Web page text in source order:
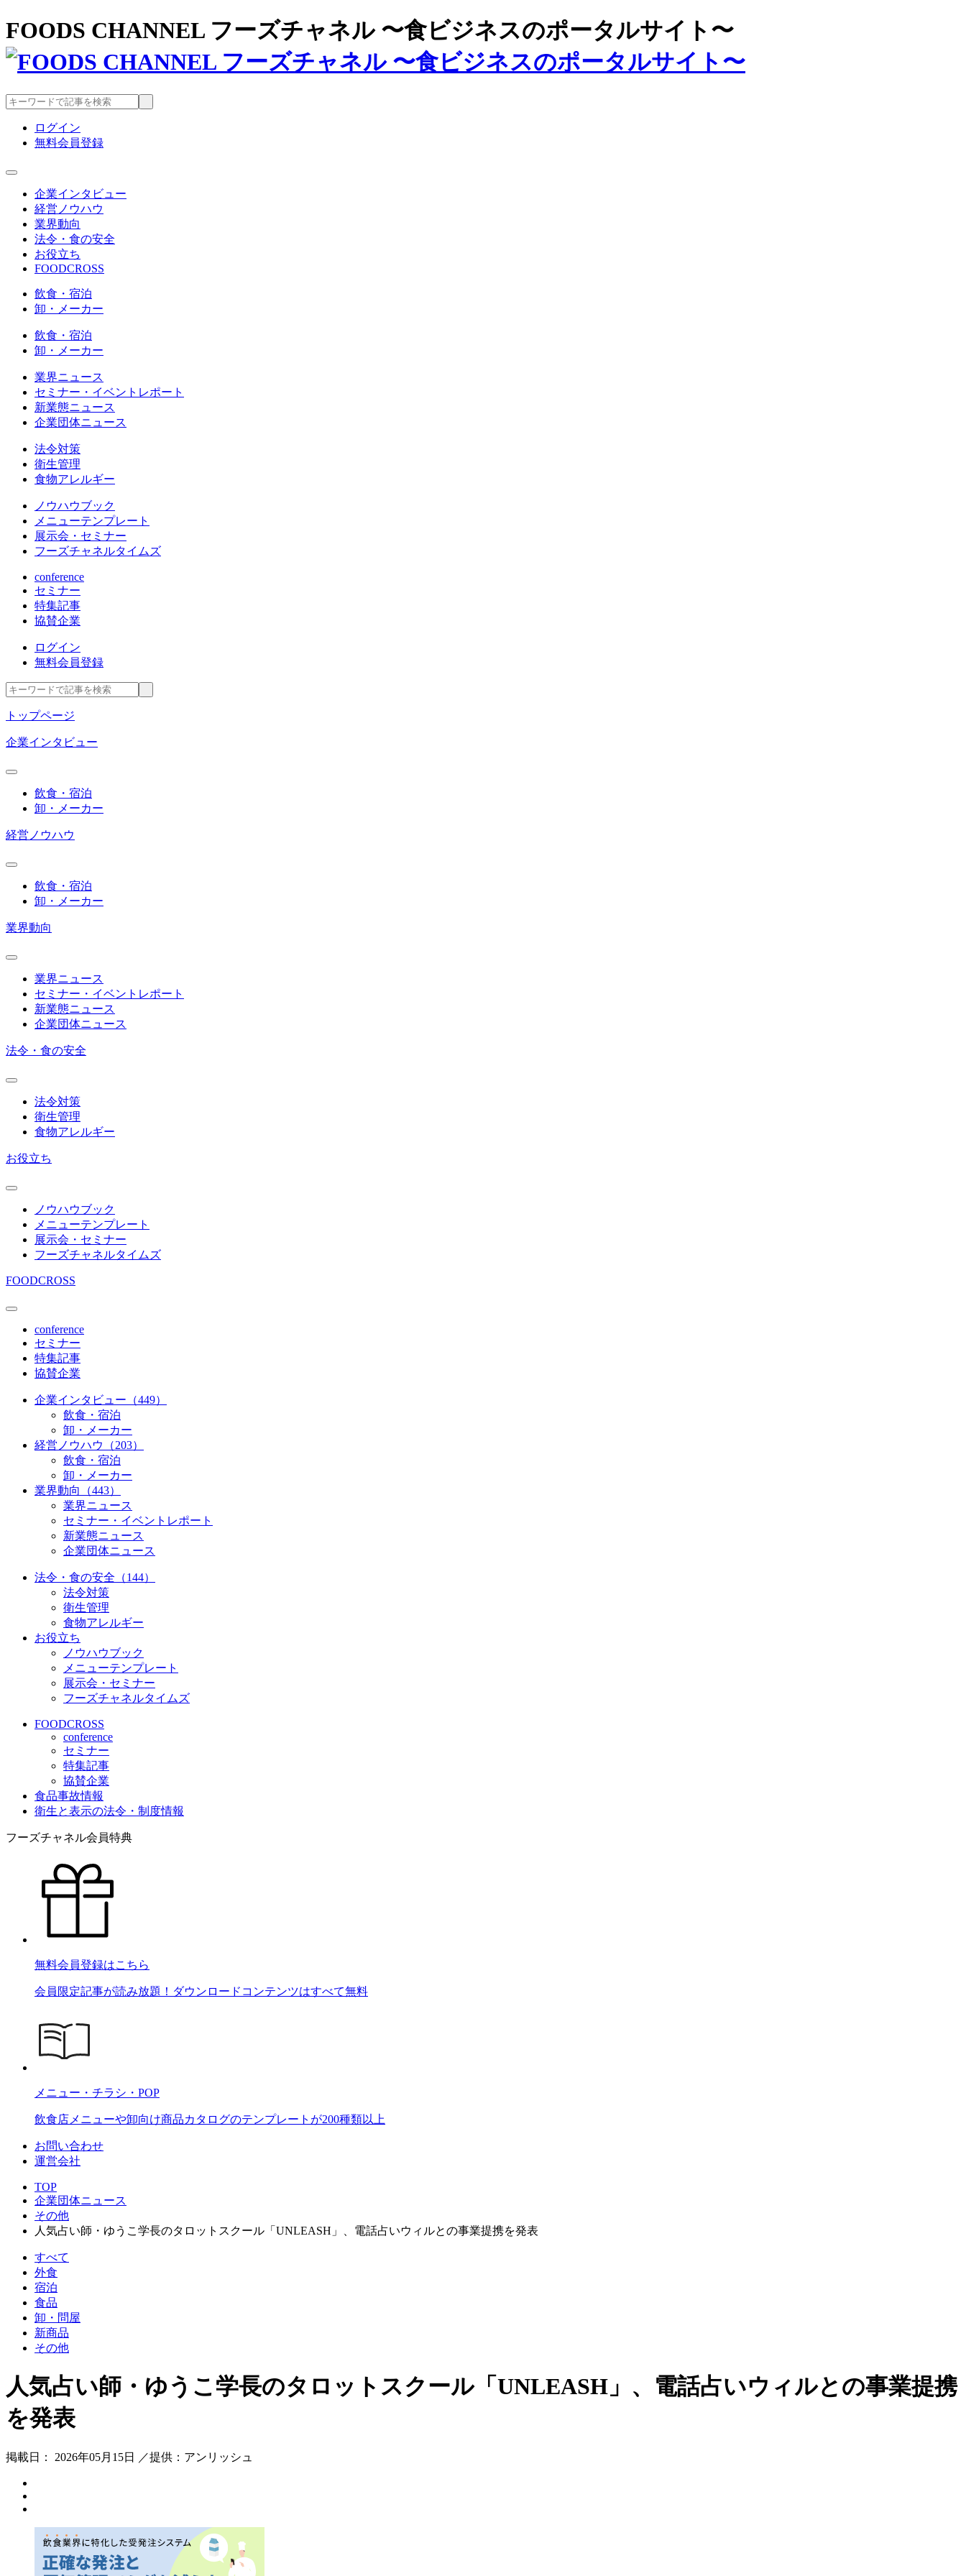
FOODS CHANNEL フーズチャネル 〜食ビジネスのポータルサイト〜
ログイン
無料会員登録
企業インタビュー
経営ノウハウ
業界動向
法令・食の安全
お役立ち
FOODCROSS
飲食・宿泊
卸・メーカー
飲食・宿泊
卸・メーカー
業界ニュース
セミナー・イベントレポート
新業態ニュース
企業団体ニュース
法令対策
衛生管理
食物アレルギー
ノウハウブック
メニューテンプレート
展示会・セミナー
フーズチャネルタイムズ
conference
セミナー
特集記事
協賛企業
ログイン
無料会員登録
トップページ
企業インタビュー
飲食・宿泊
卸・メーカー
経営ノウハウ
飲食・宿泊
卸・メーカー
業界動向
業界ニュース
セミナー・イベントレポート
新業態ニュース
企業団体ニュース
法令・食の安全
法令対策
衛生管理
食物アレルギー
お役立ち
ノウハウブック
メニューテンプレート
展示会・セミナー
フーズチャネルタイムズ
FOODCROSS
conference
セミナー
特集記事
協賛企業
企業インタビュー（449）
飲食・宿泊
卸・メーカー
経営ノウハウ（203）
飲食・宿泊
卸・メーカー
業界動向（443）
業界ニュース
セミナー・イベントレポート
新業態ニュース
企業団体ニュース
法令・食の安全（144）
法令対策
衛生管理
食物アレルギー
お役立ち
ノウハウブック
メニューテンプレート
展示会・セミナー
フーズチャネルタイムズ
FOODCROSS
conference
セミナー
特集記事
協賛企業
食品事故情報
衛生と表示の法令・制度情報
フーズチャネル会員特典
無料会員登録はこちら
会員限定記事が読み放題！ダウンロードコンテンツはすべて無料
メニュー・チラシ・POP
飲食店メニューや卸向け商品カタログのテンプレートが200種類以上
お問い合わせ
運営会社
TOP
企業団体ニュース
その他
人気占い師・ゆうこ学長のタロットスクール「UNLEASH」、電話占いウィルとの事業提携を発表
すべて
外食
宿泊
食品
卸・問屋
新商品
その他
人気占い師・ゆうこ学長のタロットスクール「UNLEASH」、電話占いウィルとの事業提携
を発表
掲載日： 2026年05月15日 ／提供：アンリッシュ